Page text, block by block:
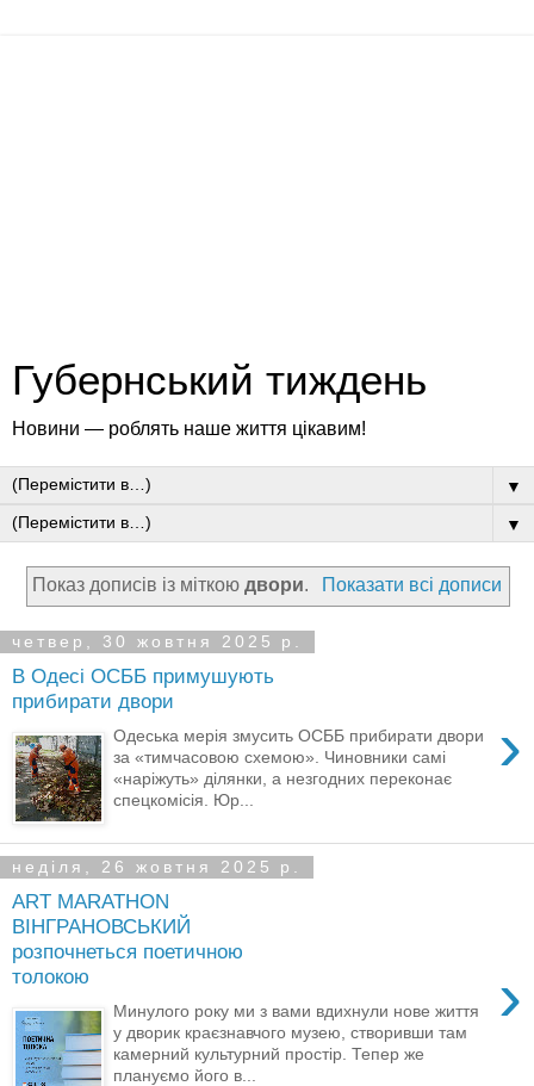
Губернський тиждень
Новини — роблять наше життя цікавим!
▼
▼
Показ дописів із міткоюдвори. Показати всі дописи
четвер, 30 жовтня 2025 р.
В Одесі ОСББ примушують
прибирати двори
›
Одеська мерія змусить ОСББ прибирати двори
за «тимчасовою схемою». Чиновники самі
«наріжуть» ділянки, а незгодних переконає
спецкомісія. Юр...
неділя, 26 жовтня 2025 р.
ART MARATHON
ВІНГРАНОВСЬКИЙ
розпочнеться поетичною
толокою
›
Минулого року ми з вами вдихнули нове життя
у дворик краєзнавчого музею, створивши там
камерний культурний простір. Тепер же
плануємо його в...